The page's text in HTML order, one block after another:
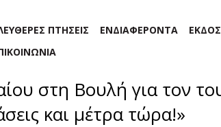
ΠΤΗΣΕΙΣ ΕΝΔΙΑΦΕΡΟΝΤΑ
στη Βουλή για τον
και μέτρα τώρα!»